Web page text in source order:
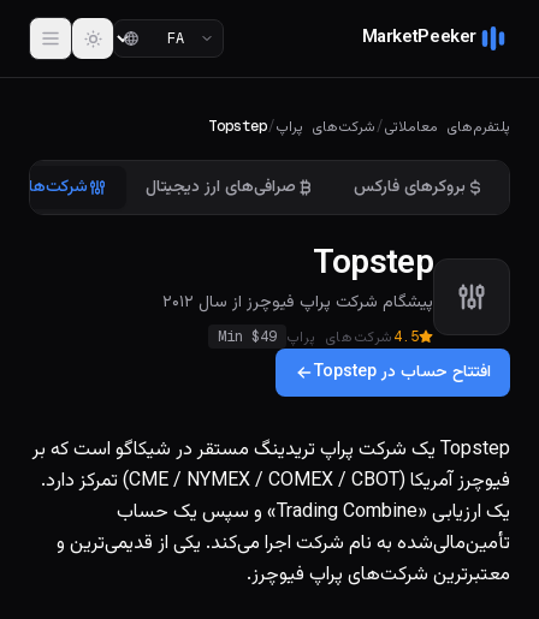
MarketPeeker
پلتفرم‌های معاملاتی/شرکت‌های پراپ/
Topstep
بروکرهای فارکس صرافی‌های ارز دیجیتال شرکت‌های
Topstep
پیشگام شرکت پراپ فیوچرز از سال ۲۰۱۲
4.5شرکت‌های پراپ Min $49
افتتاح حساب در Topstep
Topstep یک شرکت پراپ تریدینگ مستقر در شیکاگو است که بر
فیوچرز آمریکا (CME / NYMEX / COMEX / CBOT) تمرکز دارد.
یک ارزیابی «Trading Combine» و سپس یک حساب
تأمین‌مالی‌شده به نام شرکت اجرا می‌کند. یکی از قدیمی‌ترین و
معتبرترین شرکت‌های پراپ فیوچرز.